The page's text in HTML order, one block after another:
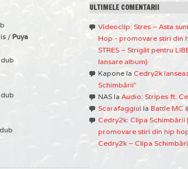
/Puya
ULTIMELE COMENTARII
Videoclip: Stres – Asta
Hop - promovare stiri din
STRES – Strigăt pentru
lansare album)
Kapone la Cedry2k
Schimbării”
NAS la Audio: Stripes ft.
Scarafaggiul la Battle MC
Cedry2k: Clipa Schimbării
promovare stiri din hip
Cedry2k – Clipa